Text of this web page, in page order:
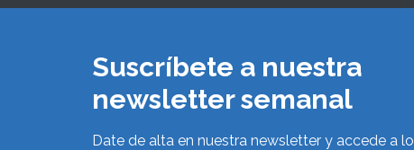
Suscríbete a nuestra
newsletter semanal
Date de alta en nuestra newsletter y accede a lo